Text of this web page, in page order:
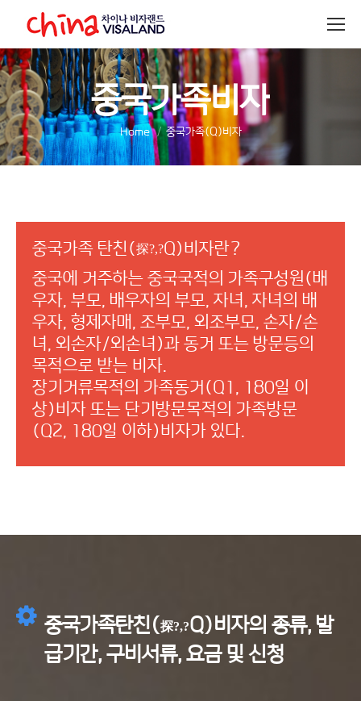
중국가족비자
You are here:
Home 중국가족(Q)비자
중국가족 탄친(探?,?Q)비자란?
중국에 거주하는 중국국적의 가족구성원(배
우자, 부모, 배우자의 부모, 자녀, 자녀의 배
우자, 형제자매, 조부모, 외조부모, 손자/손
녀, 외손자/외손녀)과 동거 또는 방문등의
목적으로 받는 비자.
장기거류목적의 가족동거(Q1, 180일 이
상)비자 또는 단기방문목적의 가족방문
(Q2, 180일 이하)비자가 있다.
중국가족탄친(探?,?Q)비자의 종류, 발
급기간, 구비서류, 요금 및 신청